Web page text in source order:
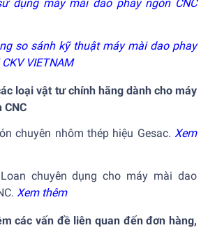
dụng máy mài dao phay ngón CNC
so sánh kỹ thuật máy mài dao phay
VIETNAM
loại vật tư chính hãng dành cho máy
CNC
chuyên nhôm thép hiệu Gesac. Xem
chuyên dụng cho máy mài dao
Xem thêm
các vấn đề liên quan đến đơn hàng,